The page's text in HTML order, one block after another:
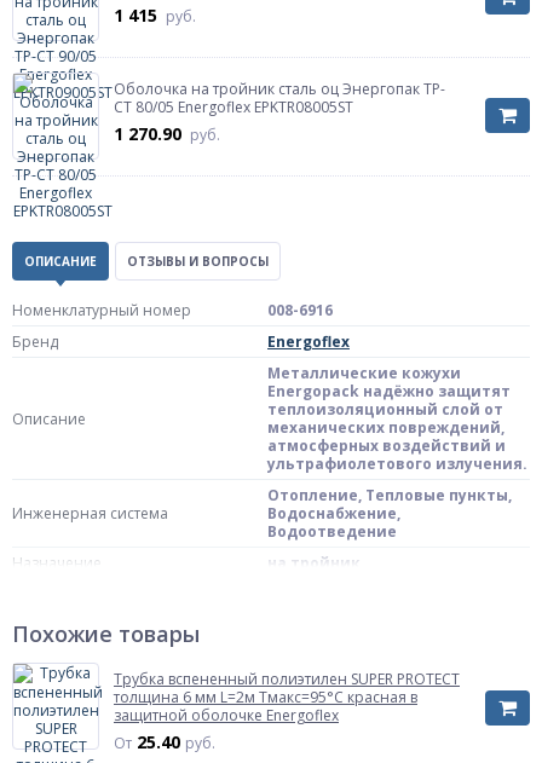
1 415 руб.
Оболочка на тройник сталь оц Энергопак ТР-
СТ 80/05 Energoflex EPKTR08005ST
1 270.90 руб.
ОПИСАНИЕ ОТЗЫВЫ И ВОПРОСЫ
Номенклатурный номер
008-6916
Бренд
Energoflex
Описание
Металлические кожухи
Energopack надёжно защитят
теплоизоляционный слой от
механических повреждений,
атмосферных воздействий и
ультрафиолетового излучения.
Инженерная система
Отопление, Тепловые пункты,
Водоснабжение,
Водоотведение
Назначение
на тройник
Материал
Масса нетто
6.626 кг
Страна происхождения
Россия
Штрих-код на одну ТМЦ
Похожие товары
Трубка вспененный полиэтилен SUPER PROTECT
толщина 6 мм L=2м Тмакс=95°C красная в
защитной оболочке Energoflex
От 25.40 руб.